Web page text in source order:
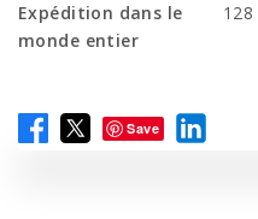
Expédition dans le
monde entier
128
Save